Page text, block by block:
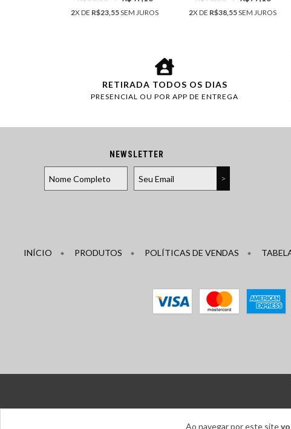
Ao navegar por este site
2X DE R$23,55SEM JUROS 2X DE R$38,55SEM JUROS
RETIRADA TODOS OS DIAS
PRESENCIAL OU POR APP DE ENTREGA
NEWSLETTER
INÍCIO PRODUTOS POLÍTICAS DE VENDAS